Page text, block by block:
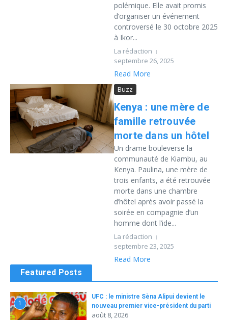
polémique. Elle avait promis
d’organiser un événement
controversé le 30 octobre 2025
à Ikor...
La rédaction
septembre 26, 2025
Read More
Buzz
Kenya : une mère de
famille retrouvée
morte dans un hôtel
Un drame bouleverse la
communauté de Kiambu, au
Kenya. Paulina, une mère de
trois enfants, a été retrouvée
morte dans une chambre
d’hôtel après avoir passé la
soirée en compagnie d’un
homme dont l’ide...
La rédaction
septembre 23, 2025
Read More
Featured Posts
1
UFC : le ministre Sèna Alipui devient le
nouveau premier vice-président du parti
août 8, 2026